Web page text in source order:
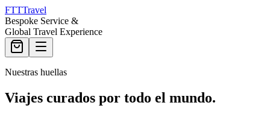
FTTTravel
Bespoke Service &
Global Travel Experience
Nuestras huellas
Viajes curados por todo el mundo.